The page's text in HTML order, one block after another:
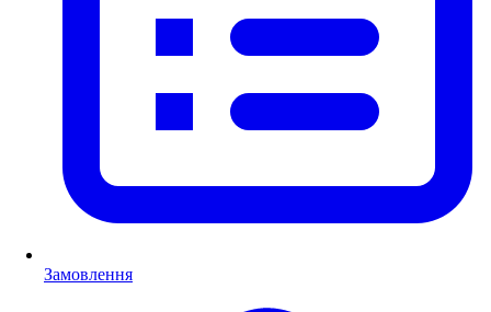
Замовлення